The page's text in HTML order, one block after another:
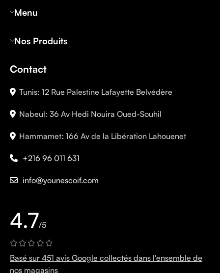
Menu
Nos Produits
Contact
Tunis: 12 Rue Palestine Lafayette Belvédère
Nabeul: 36 Av Hedi Nouira Oued-Souhil
Hammamet: 166 Av de la Libération Lahouenet
+216 96 011 631
info@younescoif.com
4.7/5
Basé sur 451 avis Google collectés dans l'ensemble de
nos magasins